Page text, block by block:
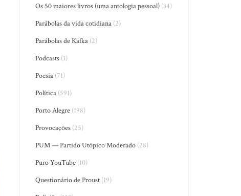
Os 50 maiores livros (uma antologia pessoal) (34)
Parábolas da vida cotidiana (2)
Parábolas de Kafka (2)
Podcasts (1)
Poesia (71)
Política (591)
Porto Alegre (198)
Provocações (25)
PUM — Partido Utópico Moderado (28)
Puro YouTube (10)
Questionário de Proust (19)